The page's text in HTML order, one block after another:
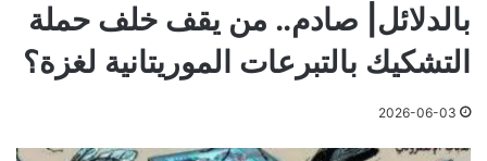
بالدلائل| صادم.. من يقف خلف حملة
التشكيك بالتبرعات الموريتانية لغزة؟
2026-06-03